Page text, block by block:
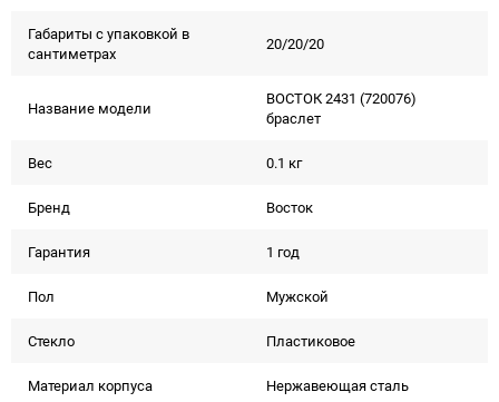
Габариты с упаковкой в
сантиметрах
20/20/20
Название модели
ВОСТОК 2431 (720076)
браслет
Вес 0.1 кг
Бренд Восток
Гарантия 1 год
Пол Мужской
Стекло Пластиковое
Материал корпуса Нержавеющая сталь